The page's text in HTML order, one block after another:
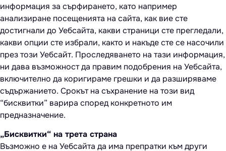
информация за сърфирането, като например
анализиране посещенията на сайта, как вие сте
достигнали до Уебсайта, какви страници сте прегледали,
какви опции сте избрали, както и накъде сте се насочили
през този Уебсайт. Проследяването на тази информация,
ни дава възможност да правим подобрения на Уебсайта,
включително да коригираме грешки и да разширяваме
съдържанието. Срокът на съхранение на този вид
“бисквитки” варира според конкретното им
предназначение.
„Бисквитки“ на трета страна
Възможно е на Уебсайта да има препратки към други